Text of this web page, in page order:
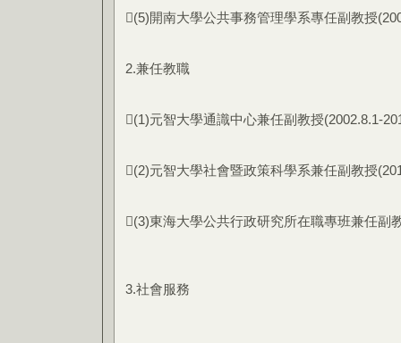
(5)開南大學公共事務管理學系專任副教授
2.兼任教職
(1)元智大學通識中心兼任副教授(2002.8.1-
(2)元智大學社會暨政策科學系兼任副教授
(3)東海大學公共行政研究所在職專班兼任副
3.社會服務